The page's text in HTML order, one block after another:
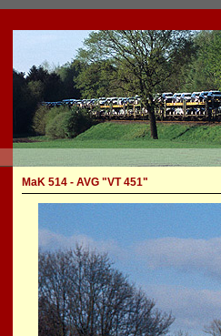
MaK 514 - AVG "VT 451"